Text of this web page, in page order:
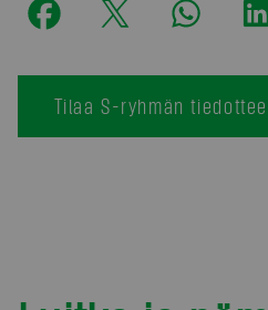
Tilaa S-ryhmän